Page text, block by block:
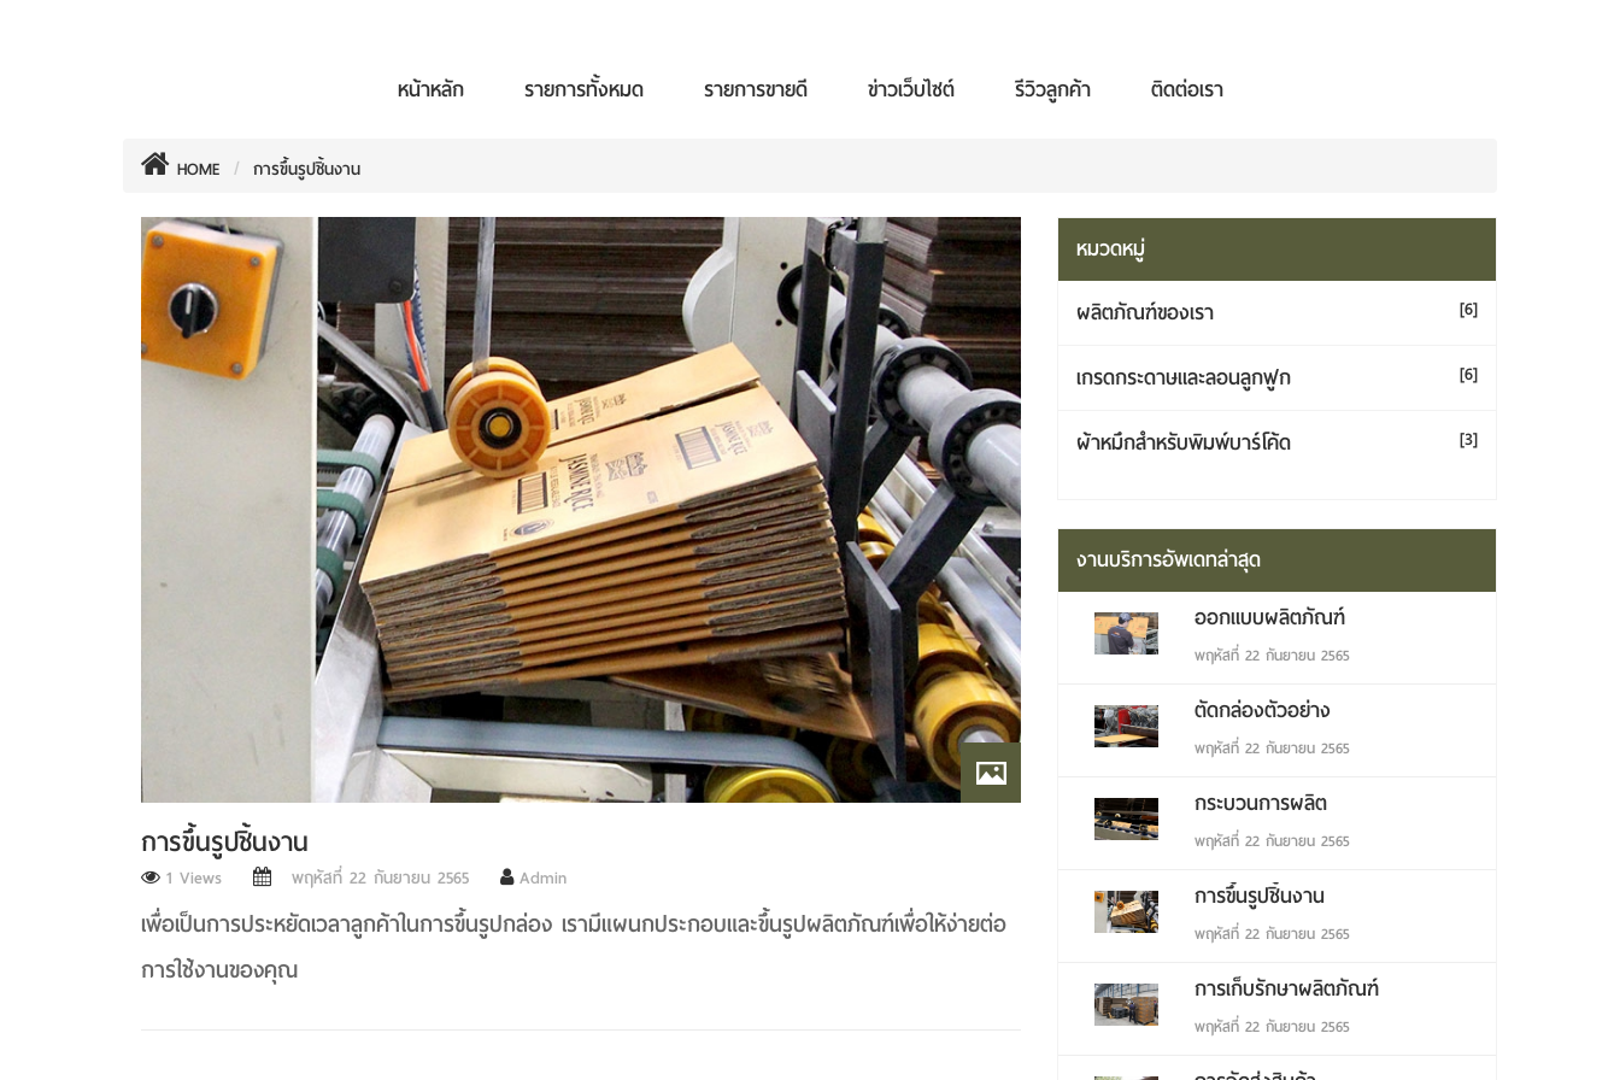
หน้าหลัก รายการทั้งหมด รายการขายดี ข่าวเว็บไซต์ รีวิวลูกค้า ติดต่อเรา
HOME การขึ้นรูปชิ้นงาน
การขึ้นรูปชิ้นงาน
1 Views พฤหัสที่ 22 กันยายน 2565 Admin
เพื่อเป็นการประหยัดเวลาลูกค้าในการขึ้นรูปกล่อง เรามีแผนกประกอบและขึ้นรูปผลิตภัณฑ์เพื่อให้ง่ายต่อ
การใช้งานของคุณ
หมวดหมู่
ผลิตภัณฑ์ของเรา
[6]
เกรดกระดาษและลอนลูกฟูก [6]
ผ้าหมึกสำหรับพิมพ์บาร์โค้ด [3]
งานบริการอัพเดทล่าสุด
ออกแบบผลิตภัณฑ์
พฤหัสที่ 22 กันยายน 2565
ตัดกล่องตัวอย่าง
พฤหัสที่ 22 กันยายน 2565
กระบวนการผลิต
พฤหัสที่ 22 กันยายน 2565
การขึ้นรูปชิ้นงาน
พฤหัสที่ 22 กันยายน 2565
การเก็บรักษาผลิตภัณฑ์
พฤหัสที่ 22 กันยายน 2565